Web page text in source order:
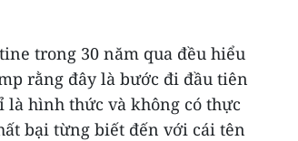
trong 30 năm qua đều hiểu
rằng đây là bước đi đầu tiên
hình thức và không có thực
bại từng biết đến với cái tên